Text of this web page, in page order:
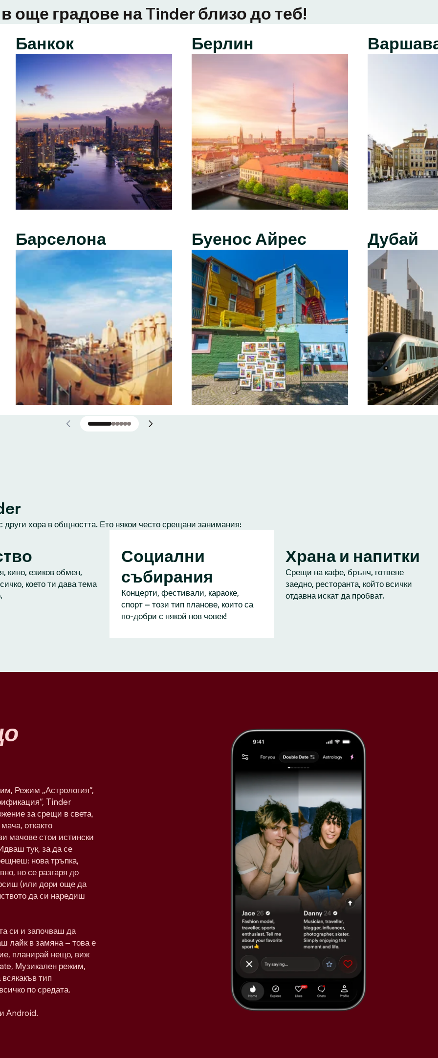
още градове на Tinder близо до теб!
Банкок
Барселона
Берлин
Буенос Айрес Дубай
хора в общността. Ето някои често срещани занимания:
кино, езиков обмен,
което ти дава тема
Социални
събирания
Концерти, фестивали, караоке,
спорт – този тип планове, които са
по-добри с някой нов човек!
Храна и напитки
Срещи на кафе, брънч, готвене
заедно, ресторанта, който всички
отдавна искат да пробват.
Режим „Астрология“,
Tinder
за срещи в света,
откакто
мачове стои истински
тук, за да се
нова тръпка,
но се разгаря до
(или дори още да
да си наредиш
си и започваш да
лайк в замяна – това е
планирай нещо, виж
Музикален режим,
тип
по средата.
Android.